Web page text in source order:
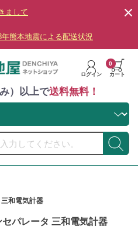
まして
年熊本地震による配送状況
ログイン カート
0
）以上で送料無料！
和電気計器
パレータ 三和電気計器